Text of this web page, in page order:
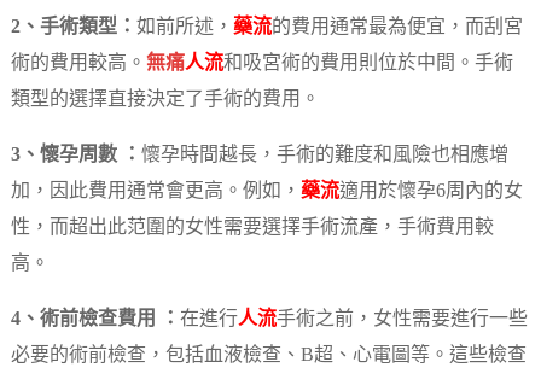
2、手術類型： 如前所述， 藥流的費用通常最為便宜，而刮宮
術的費用較高。 無痛人流和吸宮術的費用則位於中間。手術
類型的選擇直接決定了手術的費用。
3、懷孕周數 ： 懷孕時間越長，手術的難度和風險也相應增
加，因此費用通常會更高。例如， 藥流適用於懷孕6周內的女
性，而超出此范圍的女性需要選擇手術流產，手術費用較
高。
4、術前檢查費用 ： 在進行人流手術之前，女性需要進行一些
必要的術前檢查，包括血液檢查、B超、心電圖等。這些檢查